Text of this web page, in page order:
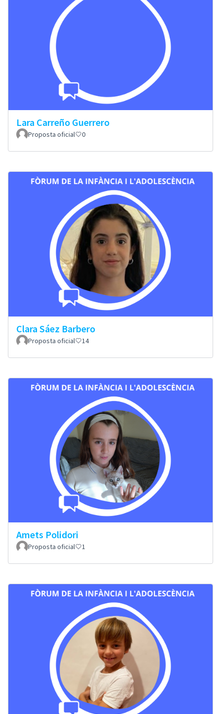
Lara Carreño Guerrero
Proposta oficial 0
Clara Sáez Barbero
Proposta oficial 14
Amets Polidori
Proposta oficial 1